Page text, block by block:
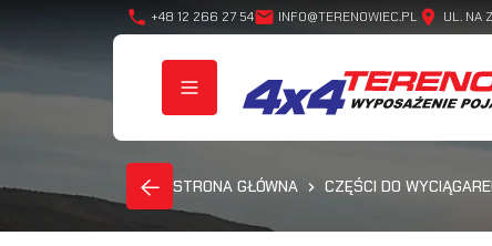
phone +48 12 266 27 54mail INFO@TERENOWIEC.PL location_on UL. NA
STRONA GŁÓWNA CZĘŚCI DO